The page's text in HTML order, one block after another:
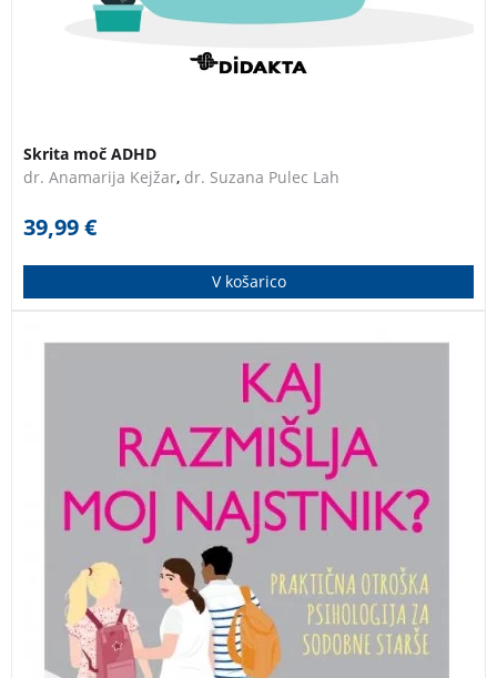
Skrita moč ADHD
dr. Anamarija Kejžar, dr. Suzana Pulec Lah
39,99€
V košarico
Praktična knjiga o starševstvu, ki vam bo pomagala pri
vzgoji vaših najstnikov v današnjem svetu. Opisanih je
več kot sto vsakodnevnih situacij, od loputanja z vrati,
pritiska vrstnikov, šolskega dela in spolnosti do igranja
računalniških igric, kajenja, uporabe spleta in
družbenih omrežij.